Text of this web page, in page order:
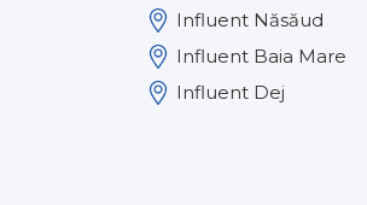
Influent Năsăud
Influent Baia Mare
Influent Dej